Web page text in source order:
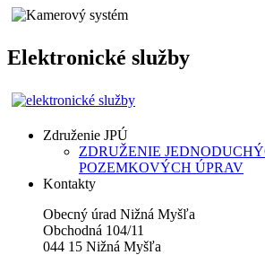
Elektronické služby
Združenie JPÚ
ZDRUŽENIE
POZEMKOVÝCH ÚPRAV
Kontakty
Obecný úrad Nižná Myšľa
Obchodná 104/11
044 15 Nižná Myšľa